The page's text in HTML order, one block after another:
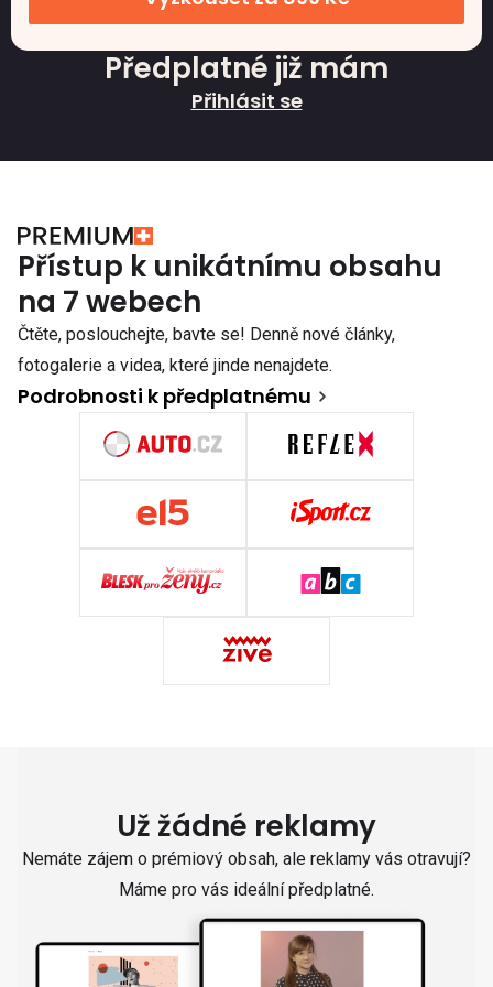
Předplatné již mám
Přihlásit se
Přístup k unikátnímu obsahu
na 7 webech
Čtěte, poslouchejte, bavte se! Denně nové články,
fotogalerie a videa, které jinde nenajdete.
Podrobnosti k předplatnému
Už žádné reklamy
Nemáte zájem o prémiový obsah, ale reklamy vás otravují?
Máme pro vás ideální předplatné.